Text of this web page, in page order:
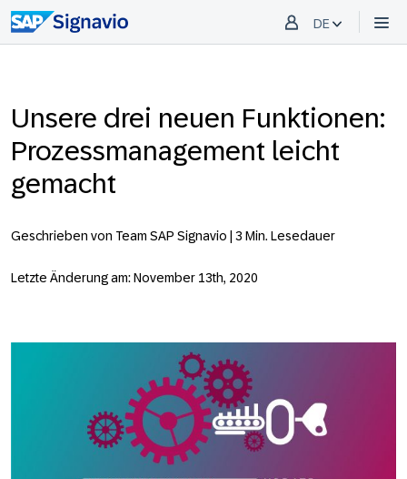
DE
Unsere drei neuen Funktionen:
Prozessmanagement leicht
gemacht
Geschrieben von Team SAP Signavio | 3 Min. Lesedauer
Letzte Änderung am: November 13th, 2020